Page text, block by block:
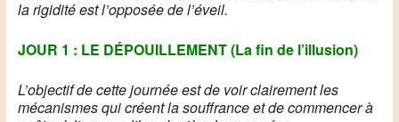
la rigidité est l’opposée de l’éveil.
JOUR 1 : LE DÉPOUILLEMENT (La fin de l’illusion)
L’objectif de cette journée est de voir clairement les
mécanismes qui créent la souffrance et de commencer à